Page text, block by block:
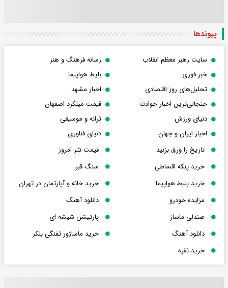
پیوندها
سایت رهبر معظم انقلاب
رسانه فرهنگ و هنر
خبر فوری
بلیط هواپیما
تحلیل‌های روز اقتصادی
اخبار مشهد
جنجالی‌ترین اخبار حوادث
قیمت میلگرد اصفهان
دنیای ورزش
ترانه و موسیقی
اخبار ایران و جهان
دنیای فناوری
تاریخ را ورق بزنید
قیمت تتر امروز
خرید پنکه اقساطی
سنگ قبر
خرید بلیط هواپیما
خرید خانه و آپارتمان در تهران
مزایده خودرو
دانلود آهنگ
صندلی ماساژ
پارتیشن شیشه ای
دانلود آهنگ
خرید ماساژور تفنگی بلکر
خرید نقره